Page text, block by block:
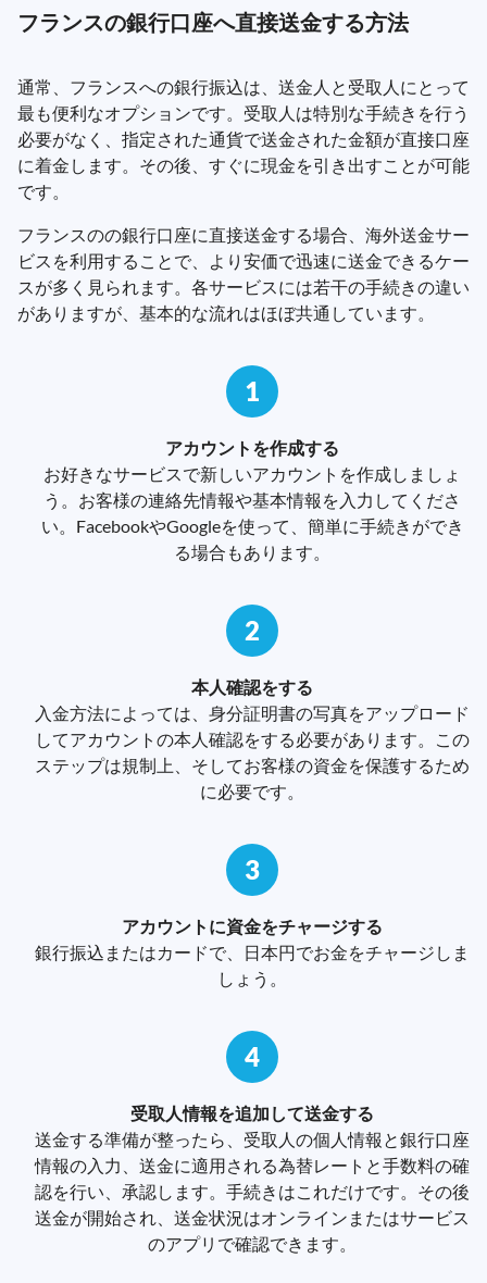
フランスの銀行口座へ直接送金する方法
通常、フランスへの銀行振込は、送金人と受取人にとって
最も便利なオプションです。受取人は特別な手続きを行う
必要がなく、指定された通貨で送金された金額が直接口座
に着金します。その後、すぐに現金を引き出すことが可能
です。
フランスのの銀行口座に直接送金する場合、海外送金サー
ビスを利用することで、より安価で迅速に送金できるケー
スが多く見られます。各サービスには若干の手続きの違い
がありますが、基本的な流れはほぼ共通しています。
1
アカウントを作成する
お好きなサービスで新しいアカウントを作成しましょ
う。お客様の連絡先情報や基本情報を入力してくださ
い。FacebookやGoogleを使って、簡単に手続きができ
る場合もあります。
2
本人確認をする
入金方法によっては、身分証明書の写真をアップロード
してアカウントの本人確認をする必要があります。この
ステップは規制上、そしてお客様の資金を保護するため
に必要です。
3
アカウントに資金をチャージする
銀行振込またはカードで、日本円でお金をチャージしま
しょう。
4
受取人情報を追加して送金する
送金する準備が整ったら、受取人の個人情報と銀行口座
情報の入力、送金に適用される為替レートと手数料の確
認を行い、承認します。手続きはこれだけです。その後
送金が開始され、送金状況はオンラインまたはサービス
のアプリで確認できます。